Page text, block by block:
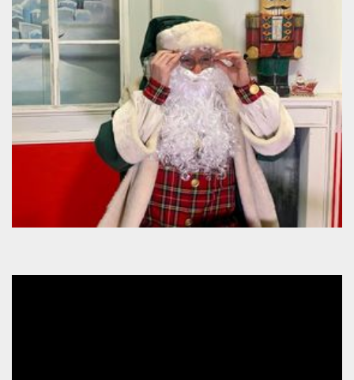
m
Stripe
m.stripe.com
1 anno 1
mese
Questo cookie
viene
generalmente
utilizzato per le
prestazioni e
l'ottimizzazione
dei servizi di
elaborazione
dei pagamenti,
facilitando la
memorizzazione
dei contenuti
sul browser per
rendere le
pagine più
veloci.
CookieScriptConsent
CookieScript
oooh.events
4
settimane
2 giorni
Questo cookie
viene utilizzato
dal servizio